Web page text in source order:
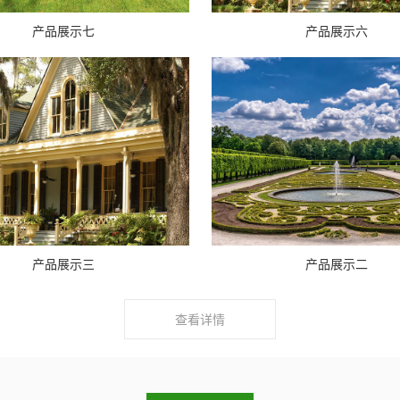
产品展示七 产品展示六
产品展示三 产品展示二
查看详情